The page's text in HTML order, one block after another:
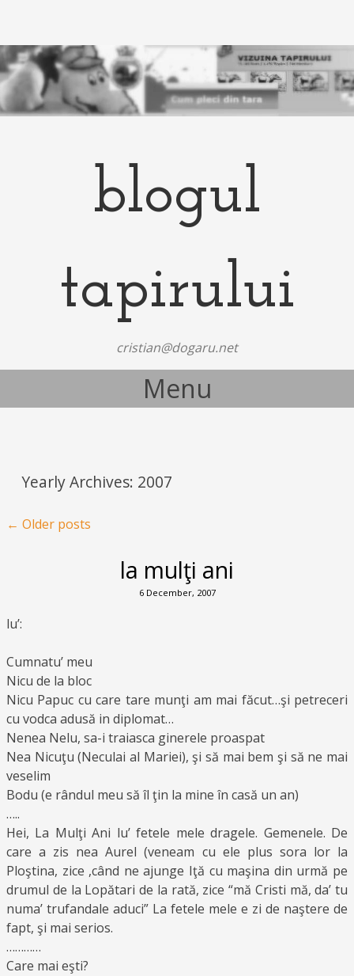
blogul
tapirului
cristian@dogaru.net
Menu
Yearly Archives: 2007
Post navigation
← Older posts
la mulţi ani
6 December, 2007
lu’:
Cumnatu’ meu
Nicu de la bloc
Nicu Papuc cu care tare munţi am mai făcut…şi petreceri
cu vodca adusă in diplomat…
Nenea Nelu, sa-i traiasca ginerele proaspat
Nea Nicuţu (Neculai al Mariei), şi să mai bem şi să ne mai
veselim
Bodu (e rândul meu să îl ţin la mine în casă un an)
…..
Hei, La Mulţi Ani lu’ fetele mele dragele. Gemenele. De
care a zis nea Aurel (veneam cu ele plus sora lor la
Ploştina, zice ,când ne ajunge Iţă cu maşina din urmă pe
drumul de la Lopătari de la rată, zice “mă Cristi mă, da’ tu
numa’ trufandale aduci” La fetele mele e zi de naştere de
fapt, şi mai serios.
…………
Care mai eşti?